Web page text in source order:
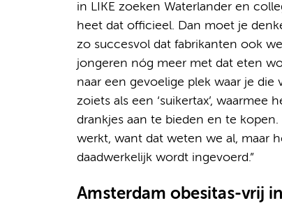
in LIKE zoeken Waterlander en
heet dat officieel. Dan moet je
zo succesvol dat fabrikanten ook
jongeren nóg meer met dat eten
naar een gevoelige plek waar je
zoiets als een ‘suikertax’,
drankjes aan te bieden en te
werkt, want dat weten we al, maar
daadwerkelijk wordt ingevoerd.”
Amsterdam obesitas-vrij